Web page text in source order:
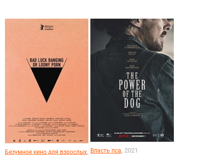
Безумное кино для взрослых, Власть пса, 2021